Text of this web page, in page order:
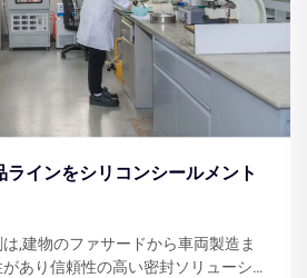
インをシリコンシールメント
,建物のファサードから車両製造ま
あり信頼性の高い密封ソリューショ